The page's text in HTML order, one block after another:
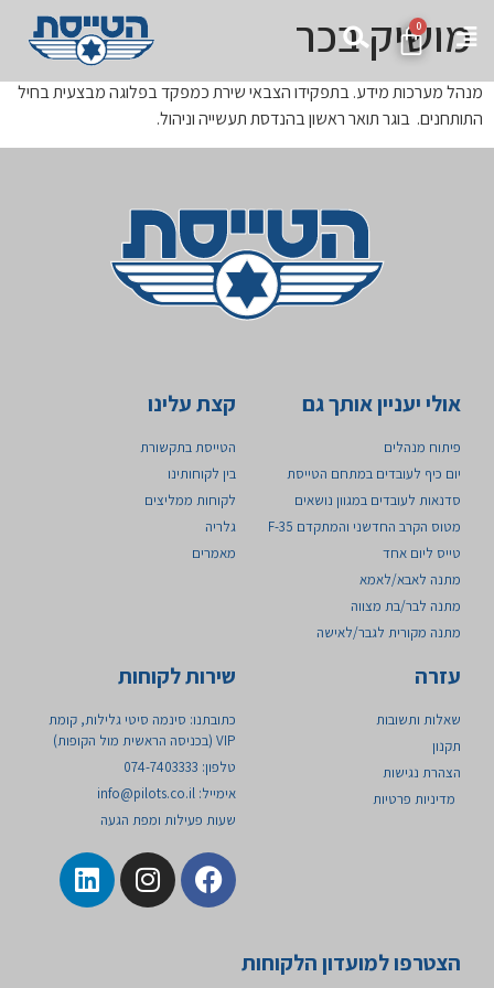
0
מושיק בכר
מנהל מערכות מידע. בתפקידו הצבאי שירת כמפקד בפלוגה מבצעית בחיל
התותחנים. בוגר תואר ראשון בהנדסת תעשייה וניהול.
אולי יעניין אותך גם
פיתוח מנהלים
יום כיף לעובדים במתחם הטייסת
סדנאות לעובדים במגוון נושאים
מטוס הקרב החדשני והמתקדם 35-F ​
טייס ליום אחד
מתנה לאבא/לאמא
מתנה לבר/בת מצווה
מתנה מקורית לגבר/לאישה
קצת עלינו
הטייסת בתקשורת
בין לקוחותינו
לקוחות ממליצים
גלריה
מאמרים
עזרה
שאלות ותשובות
תקנון
הצהרת נגישות
מדיניות פרטיות
שירות לקוחות
כתובתנו: סינמה סיטי גלילות, קומת
VIP (בכניסה הראשית מול הקופות)
טלפון: 074-7403333
אימייל: info@pilots.co.il
שעות פעילות ומפת הגעה
הצטרפו למועדון הלקוחות